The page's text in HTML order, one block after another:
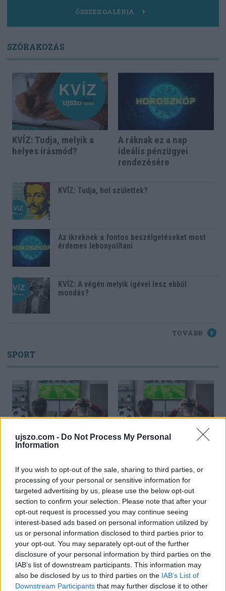
ujszo.com - Do Not Process My Personal
Information
If you wish to opt-out of the sale, sharing to third parties, or
processing of your personal or sensitive information for
targeted advertising by us, please use the below opt-out
section to confirm your selection. Please note that after your
opt-out request is processed you may continue seeing
interest-based ads based on personal information utilized by
us or personal information disclosed to third parties prior to
your opt-out. You may separately opt-out of the further
disclosure of your personal information by third parties on the
IAB’s list of downstream participants. This information may
also be disclosed by us to third parties on the IAB’s List of
Downstream Participants that may further disclose it to other
ÖSSZES GALÉRIA
SZÓRAKOZÁS
KVÍZ: Tudja, melyik a
helyes írásmód?
A ráknak ez a nap
ideális pénzügyei
rendezésére
KVÍZ: Tudja, hol születtek?
Az ikreknek a fontos beszélgetéseket most
érdemes lebonyolítani
KVÍZ: A végén melyik igével lesz ebből
mondás?
TOVÁBB
SPORT
Utolsó forduló jön a BL
világbajnokságon
Pihenőnap a kézi vébén és a képernyő előtt
is
Képernyőn a Manchester United, a
Barcelona és a Milan is